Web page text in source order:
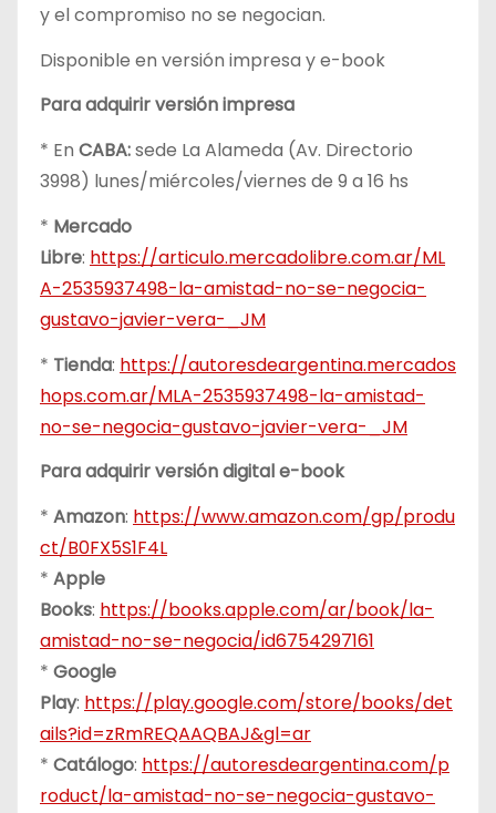
y el compromiso no se negocian.
Disponible en versión impresa y e-book
Para adquirir versión impresa
* En CABA:sede La Alameda (Av. Directorio
3998) lunes/miércoles/viernes de 9 a 16 hs
* Mercado
Libre: https://articulo.mercadolibre.com.ar/ML
A-2535937498-la-amistad-no-se-negocia-
gustavo-javier-vera-_JM
* Tienda: https://autoresdeargentina.mercados
hops.com.ar/MLA-2535937498-la-amistad-
no-se-negocia-gustavo-javier-vera-_JM
Para adquirir versión digital e-book
* Amazon: https://www.amazon.com/gp/produ
ct/B0FX5S1F4L
* Apple
Books: https://books.apple.com/ar/book/la-
amistad-no-se-negocia/id6754297161
* Google
Play: https://play.google.com/store/books/det
ails?id=zRmREQAAQBAJ&gl=ar
* Catálogo: https://autoresdeargentina.com/p
roduct/la-amistad-no-se-negocia-gustavo-